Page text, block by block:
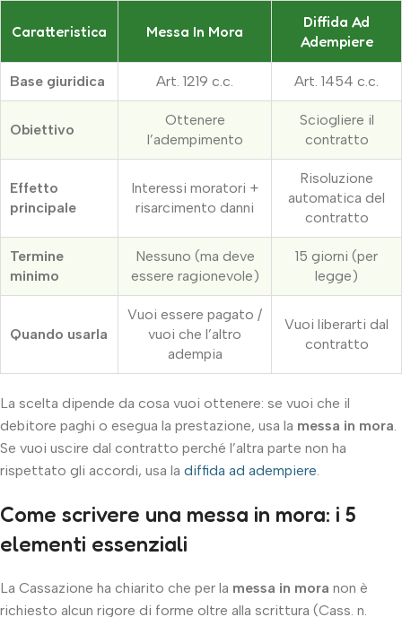
Caratteristica Messa In Mora
Diffida Ad
Adempiere
Base giuridica Art. 1219 c.c. Art. 1454 c.c.
Obiettivo
Ottenere
l’adempimento
Sciogliere il
contratto
Effetto
principale
Interessi moratori +
risarcimento danni
Risoluzione
automatica del
contratto
Termine
minimo
Nessuno (ma deve
essere ragionevole)
15 giorni (per
legge)
Quando usarla
Vuoi essere pagato /
vuoi che l’altro
adempia
Vuoi liberarti dal
contratto
La scelta dipende da cosa vuoi ottenere: se vuoi che il
debitore paghi o esegua la prestazione, usa la messa in mora.
Se vuoi uscire dal contratto perché l’altra parte non ha
rispettato gli accordi, usa la diffida ad adempiere.
Come scrivere una messa in mora: i 5
elementi essenziali
La Cassazione ha chiarito che per la messa in mora non è
richiesto alcun rigore di forme oltre alla scrittura (Cass. n.